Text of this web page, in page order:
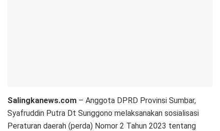
Salingkanews.com – Anggota DPRD Provinsi Sumbar,
Syafruddin Putra Dt Sunggono melaksanakan sosialisasi
Peraturan daerah (perda) Nomor 2 Tahun 2023 tentang